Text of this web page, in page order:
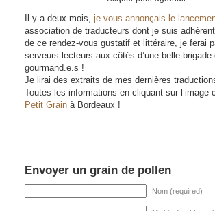
Il y a deux mois, je vous annonçais le
association de traducteurs dont je suis
de ce rendez-vous gustatif et littéraire, je ferai
serveurs-lecteurs aux côtés d’une belle
gourmand.e.s !
Je lirai des extraits de mes dernières
Toutes les informations en cliquant sur
Petit Grain à Bordeaux !
Envoyer un grain de pollen
Nom (required)